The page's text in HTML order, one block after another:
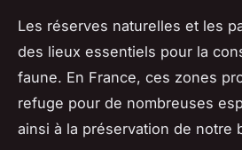
Les réserves naturelles et les
des lieux essentiels pour la
faune. En France, ces zones
refuge pour de nombreuses
ainsi à la préservation de notre